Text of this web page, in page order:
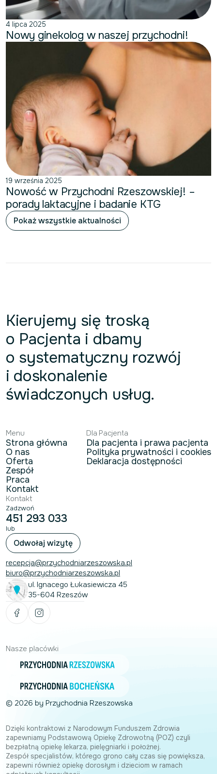
4 lipca 2025
Nowy ginekolog w naszej przychodni!
19 września 2025
Nowość w Przychodni Rzeszowskiej! –
porady laktacyjne i badanie KTG
Pokaż wszystkie aktualności
Kierujemy się troską
o Pacjenta i dbamy
o systematyczny rozwój
i doskonalenie
świadczonych usług.
Menu
Strona główna
O nas
Oferta
Zespół
Praca
Kontakt
Dla Pacjenta
Dla pacjenta i prawa pacjenta
Polityka prywatności i cookies
Deklaracja dostępności
Kontakt
Zadzwoń
451 293 033
lub
Odwołaj wizytę
recepcja@przychodniarzeszowska.pl
biuro@przychodniarzeszowska.pl
ul. Ignacego Łukasiewicza 45
35-604 Rzeszów
Nasze placówki
© 2026 by Przychodnia Rzeszowska
Dzięki kontraktowi z Narodowym Funduszem Zdrowia
zapewniamy Podstawową Opiekę Zdrowotną (POZ) czyli
bezpłatną opiekę lekarza, pielęgniarki i położnej.
Zespół specjalistów, którego grono cały czas się powiększa,
zapewni również opiekę dorosłym i dzieciom w ramach